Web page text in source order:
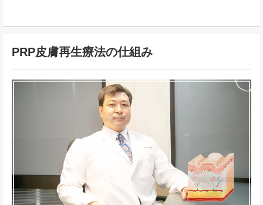
PRP皮膚再生療法の仕組み